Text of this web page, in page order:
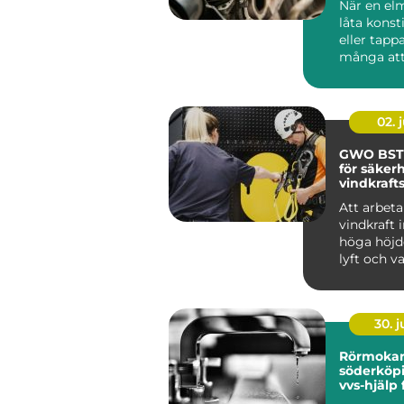
När en
låta
eller
många
02.
GWO
för
Att
vindkraft
höga
lyft och
30.
söderköping
vvs-hjälp